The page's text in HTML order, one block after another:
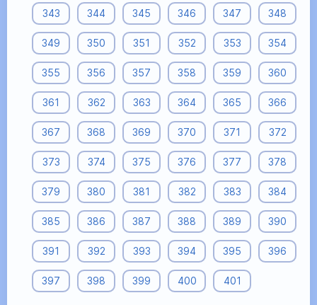
343 344 345 346 347 348
349 350 351 352 353 354
355 356 357 358 359 360
361 362 363 364 365 366
367 368 369 370 371 372
373 374 375 376 377 378
379 380 381 382 383 384
385 386 387 388 389 390
391 392 393 394 395 396
397 398 399 400 401